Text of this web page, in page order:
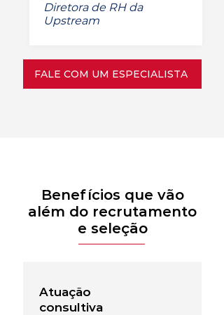
Diretora de RH da
Upstream
FALE COM UM ESPECIALISTA
Benefícios que vão
além do recrutamento
e seleção
Atuação
consultiva